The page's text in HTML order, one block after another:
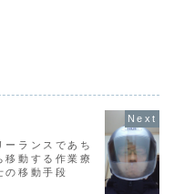
ーランスであち
移動する作業療
の移動手段